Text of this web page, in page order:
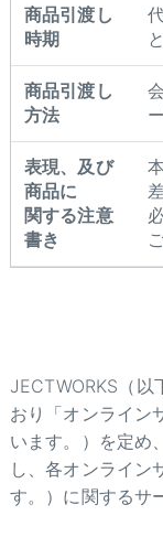
商品引渡し
時期
商品引渡し
方法
表現、及び
商品に
関する注意
書き
JECTWORKS（以
おり「オンライン
います。）を定め
し、各オンライン
す。）に関するサ